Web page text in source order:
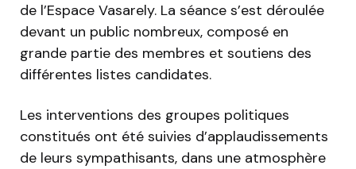
de l’Espace Vasarely. La séance s’est déroulée
devant un public nombreux, composé en
grande partie des membres et soutiens des
différentes listes candidates.
Les interventions des groupes politiques
constitués ont été suivies d’applaudissements
de leurs sympathisants, dans une atmosphère